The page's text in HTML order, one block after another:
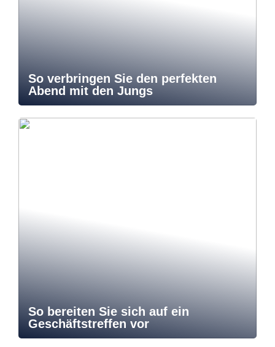
So verbringen Sie den perfekten
Abend mit den Jungs
So bereiten Sie sich auf ein
Geschäftstreffen vor